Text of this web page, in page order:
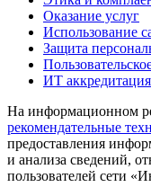
Оказание услуг
Использование
Защита
ИТ аккредитация
На информационном
рекомендательные
предоставления
и анализа сведений,
пользователей сети